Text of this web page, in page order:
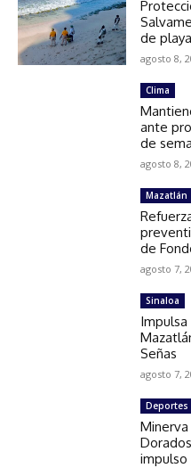
de
agosto 8,
Clima
ante
de
agosto 8,
Mazatlán
de
agosto 7,
Sinaloa
Señas
agosto 7,
Deportes
impulso